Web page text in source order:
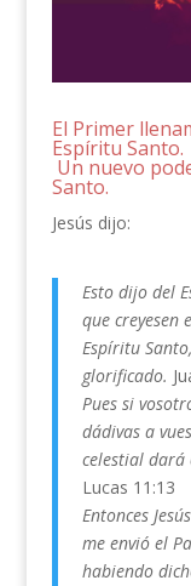
El Primer
Espíritu Santo.
Un nuevo
Santo.
Jesús dijo:
Esto dijo del
que creyesen
Espíritu
glorificado.
Pues si
dádivas a
celestial dará
Lucas 11:13
Entonces
me envió el
habiendo